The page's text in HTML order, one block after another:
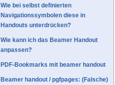
Wie bei selbst definierten
Navigationssymbolen diese in
Handouts unterdrücken?
Wie kann ich das Beamer Handout
anpassen?
PDF-Bookmarks mit beamer handout
Beamer handout / pgfpages: (Falsche)